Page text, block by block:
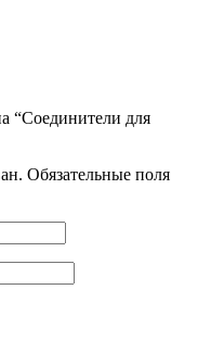
“Соединители для
Обязательные поля